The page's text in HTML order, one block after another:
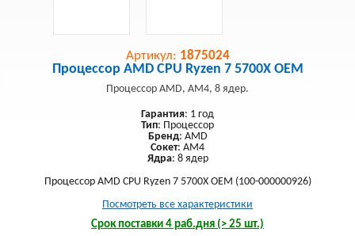
Артикул: 1875024
Процессор AMD CPU Ryzen 7 5700X OEM
Процессор AMD, AM4, 8 ядер.
Гарантия: 1 год
Тип: Процессор
Бренд: AMD
Сокет: AM4
Ядра: 8 ядер
Процессор AMD CPU Ryzen 7 5700X OEM (100-000000926)
Посмотреть все характеристики
Срок поставки 4 раб.дня (> 25 шт.)